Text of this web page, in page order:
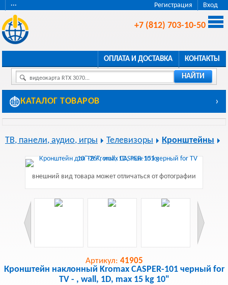
Регистрация Вход
···
+7 (812) 703-10-50
ОПЛАТА И ДОСТАВКА КОНТАКТЫ
видеокарта RTX 3070... НАЙТИ
КАТАЛОГ ТОВАРОВ ›
ТВ, панели, аудио, игры Телевизоры Кронштейны
внешний вид товара может отличаться от фотографии
Артикул: 41905
Кронштейн наклонный Kromax CASPER-101 черный for
TV - , wall, 1D, max 15 kg 10"